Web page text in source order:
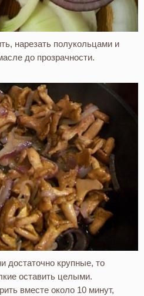
нарезать полукольцами и
до прозрачности.
достаточно крупные, то
оставить целыми.
вместе около 10 минут,